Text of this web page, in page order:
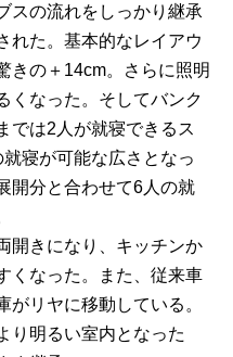
スの流れをしっかり継承
れた。基本的なレイアウ
きの＋14cm。さらに照明
くなった。そしてバンク
では2人が就寝できるス
寝が可能な広さとなっ
開分と合わせて6人の就
開きになり、キッチンか
くなった。また、従来車
リヤに移動している。
り明るい室内となった